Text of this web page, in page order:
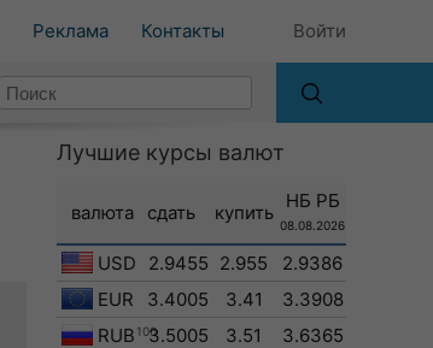
Реклама Контакты Войти
Лучшие курсы валют
валюта сдать купить
НБ РБ
08.08.2026
USD 2.9455 2.955
2.9386
EUR
3.4005 3.41
3.3908
RUB 1003.5005 3.51
3.6365